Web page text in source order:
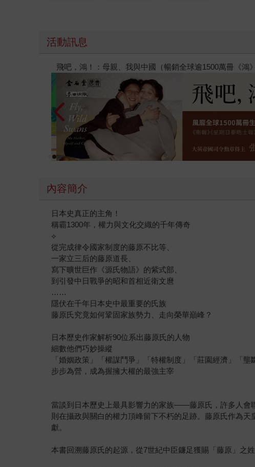
活動訊息
【父親節禮物展】5折起，滿888送88點金幣
內容簡介
日本史真正的主角！
稱霸1300年，權力與文化交織的千年傳奇
⟡
從完成律令國家制度的藤原不比等、
一家立三后的藤原道長、
寫下曠世巨作《源氏物語》的紫式部、
到引發中日戰爭的昭和首相近衛文麿
……
隱伏在千年日本史中最重要的氏族
藤原氏究竟如何鞏固家族勢力、走向榮華巔峰？
日本歷史作家解析90位系出藤原氏的人物
細數他們巧妙操縱
「婚姻政策」「權謀鬥爭」「特權制度」「莊園經濟」「壟
步步為營，成為握擁大權的最強主宰
當談到日本歷史上最具影響力的家族——藤原氏，許多人會
則在攝政與關白的權力頂峰留下不朽的足跡。藤原氏作為
獻。
本書回溯藤原氏的起源，從7世紀中臣鐮足獲賜「藤原」之